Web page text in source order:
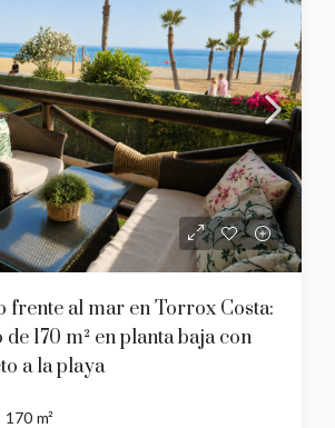
frente al mar en Torrox Costa:
170 m² en planta baja con
a la playa
170 m²